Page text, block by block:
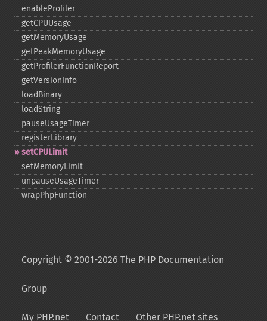
enableProfiler
getCPUUsage
getMemoryUsage
getPeakMemoryUsage
getProfilerFunctionReport
getVersionInfo
loadBinary
loadString
pauseUsageTimer
registerLibrary
setCPULimit
setMemoryLimit
unpauseUsageTimer
wrapPhpFunction
Copyright © 2001-2026 The PHP Documentation
Group
My PHP.net Contact Other PHP.net sites